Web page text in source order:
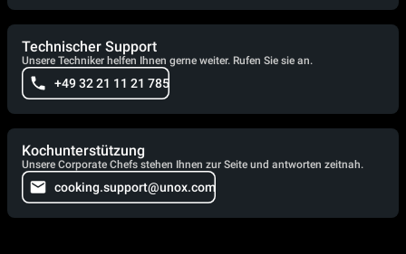
Technischer Support
Unsere Techniker helfen Ihnen gerne weiter. Rufen Sie sie an.
+49 32 21 11 21 785
Kochunterstützung
Unsere Corporate Chefs stehen Ihnen zur Seite und antworten zeitnah.
cooking.support@unox.com